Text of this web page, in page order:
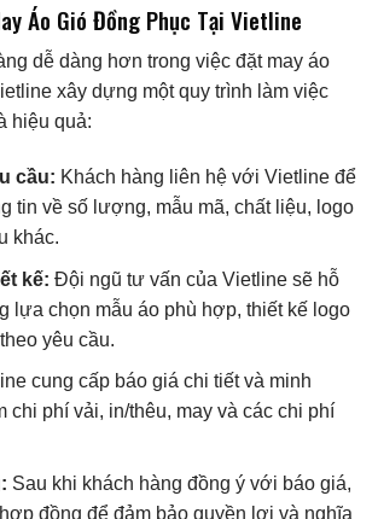
Áo Gió Đồng Phục Tại Vietline
dễ dàng hơn trong việc đặt may áo
xây dựng một quy trình làm việc
hiệu quả:
cầu: Khách hàng liên hệ với Vietline để
tin về số lượng, mẫu mã, chất liệu, logo
khác.
kế: Đội ngũ tư vấn của Vietline sẽ hỗ
lựa chọn mẫu áo phù hợp, thiết kế logo
yêu cầu.
cung cấp báo giá chi tiết và minh
chi phí vải, in/thêu, may và các chi phí
Sau khi khách hàng đồng ý với báo giá,
đồng để đảm bảo quyền lợi và nghĩa